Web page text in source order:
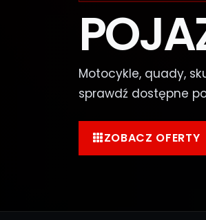
Motocykle, quady,
sprawdź dostępne
ZOBACZ OFERTY